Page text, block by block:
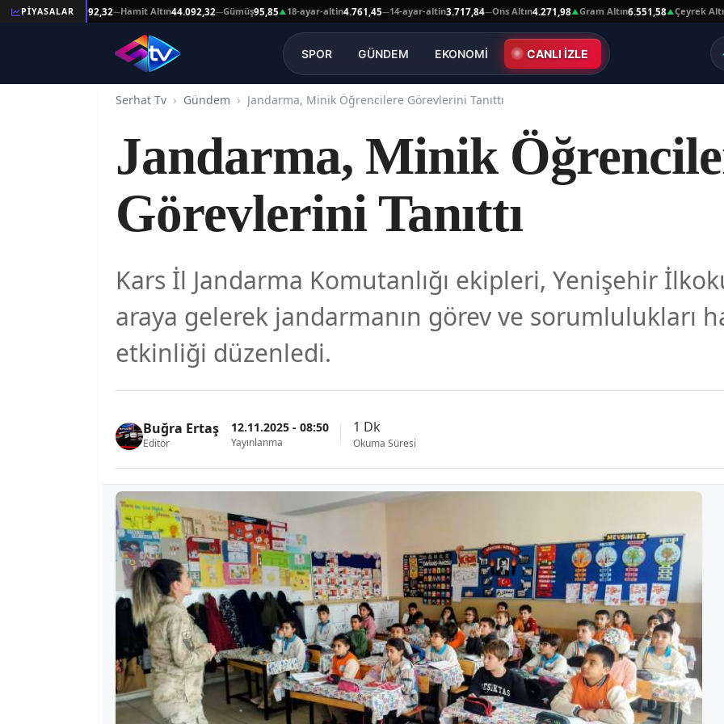
PİYASALAR
Altın44.092,32 —Hamit Altın44.092,32—Gümüş95,85▲18-ayar-altin4.761,45—14-ayar-altin3.717,84—Ons Altın4.271,98▲Gram Altın6.551,58▲Çeyrek Altın
SPOR GÜNDEM EKONOMİ CANLI İZLE
Serhat Tv Gündem Jandarma, Minik Öğrencilere Görevlerini Tanıttı
Jandarma, Minik
Görevlerini Tanıttı
Kars İl Jandarma Komutanlığı ekipleri, Yenişehir
araya gelerek jandarmanın görev ve sorumlulukları
etkinliği düzenledi.
Buğra Ertaş
Editör
12.11.2025 - 08:50
Yayınlanma
1 Dk
Okuma Süresi